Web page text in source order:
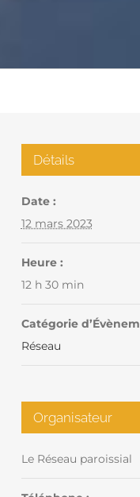
Détails
Date :
12 mars 2023
Heure :
12 h 30 min
Catégorie
Réseau
Organisateur
Le Réseau paroissial